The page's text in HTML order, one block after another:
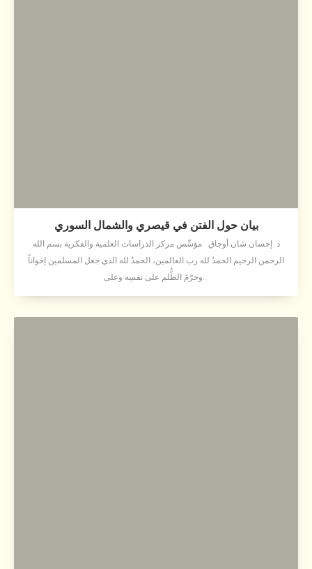
بيان حول الفتن في قيصري والشمال السوري
د. إحسان شان أوجاق مؤسِّس مركز الدراسات العلمية والفكرية بسم الله
الرحمن الرحيم الحمدُ لله رب العالمين، الحمدُ لله الذي جعل المسلمين إخواناً
وحرّمَ الظُّلم على نفسِه وعلى...